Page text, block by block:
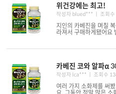
위건강에는 최고!
작성자 blued*** ㅣ 조회수
지인의 카베진을 며칠
라져서 구매하게됐어요
카베진 코와 알파α
작성자 lca*** ㅣ 조회수
여러 가지 소화제를 써